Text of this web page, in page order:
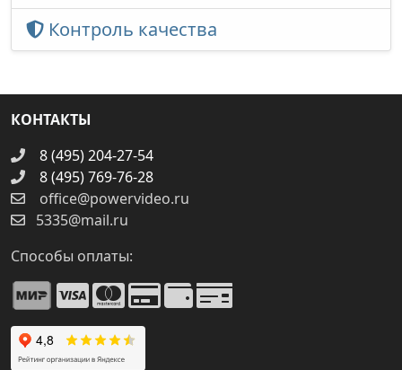
Контроль качества
КОНТАКТЫ
8 (495) 204-27-54
8 (495) 769-76-28
office@powervideo.ru
5335@mail.ru
Способы оплаты: